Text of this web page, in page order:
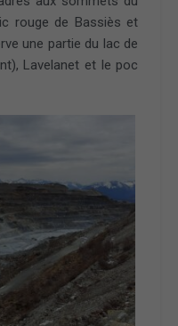
rouge de Bassiès et
une partie du lac de
Lavelanet et le poc